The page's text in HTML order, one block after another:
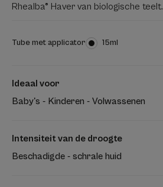
Rhealba® Haver van biologische teelt.
Tube met applicator
Tube
15ml
Ideaal voor
Baby's - Kinderen - Volwassenen
Intensiteit van de droogte
Beschadigde - schrale huid